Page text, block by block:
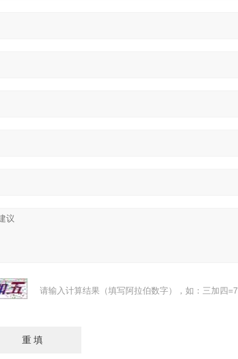
请输入计算结果（填写阿拉伯数字），如：三加四=7